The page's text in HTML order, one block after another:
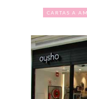
CARTAS A